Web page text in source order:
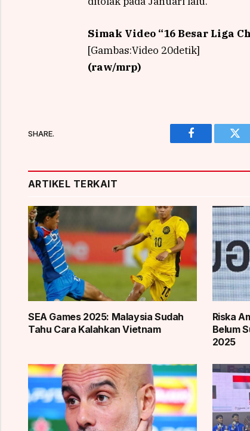
Simak Video “16 Besar Liga
[Gambas:Video 20detik]
(raw/mrp)
SHARE.
Facebook
ARTIKEL TERKAIT
SEA Games 2025: Malaysia Sudah
Tahu Cara Kalahkan Vietnam
Riska
Belum
2025